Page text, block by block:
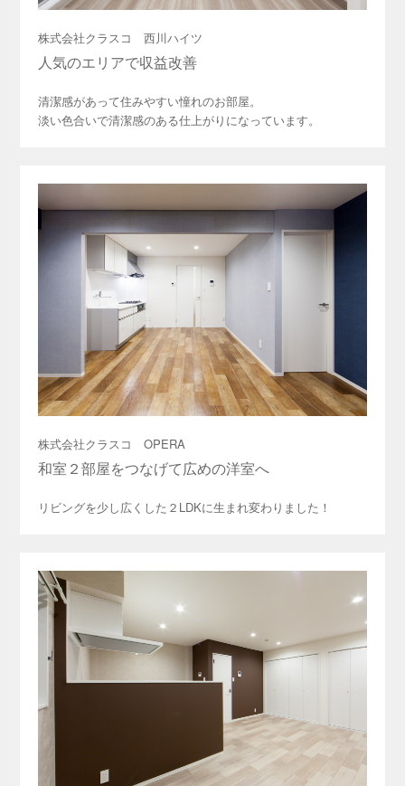
株式会社クラスコ 西川ハイツ
人気のエリアで収益改善
清潔感があって住みやすい憧れのお部屋。
淡い色合いで清潔感のある仕上がりになっています。
株式会社クラスコ OPERA
和室２部屋をつなげて広めの洋室へ
リビングを少し広くした２LDKに生まれ変わりました！